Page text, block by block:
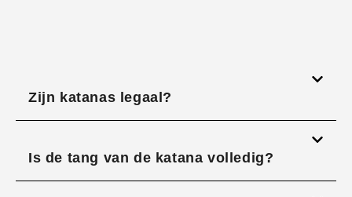
Zijn katanas legaal?
Is de tang van de katana volledig?